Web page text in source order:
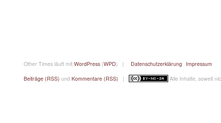
Other Times läuft mit WordPress (WPD) | Datenschutzerklärung Impressum
Beiträge (RSS) und Kommentare (RSS) | Alle Inhalte, soweit